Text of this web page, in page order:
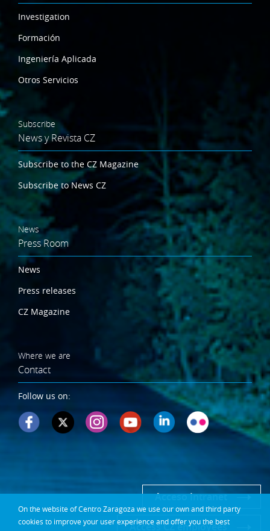
On the website of Centro Zaragoza we use our own and third party
cookies to improve your user experience and offer you the best
Investigation
Formación
Ingeniería Aplicada
Otros Servicios
Subscribe
News y Revista CZ
Subscribe to the CZ Magazine
Subscribe to News CZ
News
Press Room
News
Press releases
CZ Magazine
Where we are
Contact
Follow us on:
Acceso Intranet
Access CZ employees